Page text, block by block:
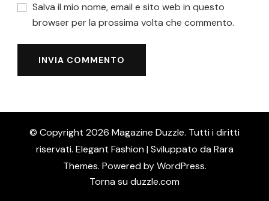
Salva il mio nome, email e sito web in questo
browser per la prossima volta che commento.
© Copyright 2026 Magazine Duzzle. Tutti i diritti
riservati. Elegant Fashion | Sviluppato daRara
Themes. Powered byWordPress.
Torna su duzzle.com